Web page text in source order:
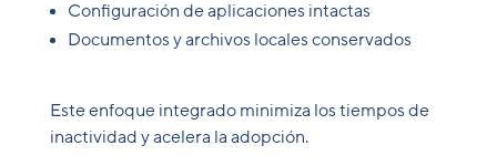
Configuración de aplicaciones intactas
Documentos y archivos locales conservados
Este enfoque integrado minimiza los tiempos de
inactividad y acelera la adopción.